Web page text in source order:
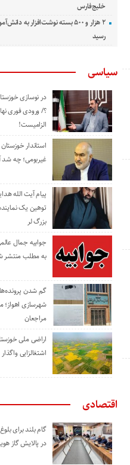
خلیج‌فارس
۲ هزار و ۵۰۰ بسته نوشت‌افزار به
رسید
سیاسی
در نوسازی
؟/ ورودی فوری
الزامیست!
استاندار
غیربومی؛ چه شد
پیام آیت الله
توهین یک
بزرگ لر
جوابیه جمال
به مطلب منتشر
گم شدن پرونده‌ها
شهرسازی اهواز؛
مراجعان
اراضی ملی
اشتغالزایی
اقتصادی
گام بلند برای
در پالایش گاز